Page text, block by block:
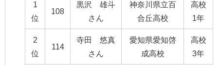
1
位
108
黒沢 雄斗
さん
神奈川県立百
合丘高校
高校
1年
2
位
114
寺田 悠真
さん
愛知県愛知啓
成高校
高校
3年